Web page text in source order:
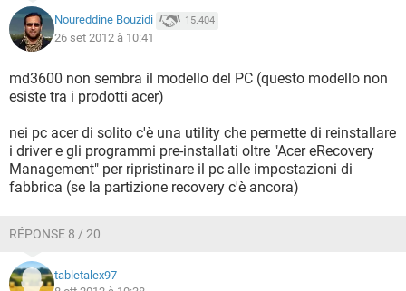
Noureddine Bouzidi 15.404
26 set 2012 à 10:41
md3600 non sembra il modello del PC (questo modello non
esiste tra i prodotti acer)
nei pc acer di solito c'è una utility che permette di reinstallare
i driver e gli programmi pre-installati oltre "Acer eRecovery
Management" per ripristinare il pc alle impostazioni di
fabbrica (se la partizione recovery c'è ancora)
RÉPONSE 8 / 20
tabletalex97